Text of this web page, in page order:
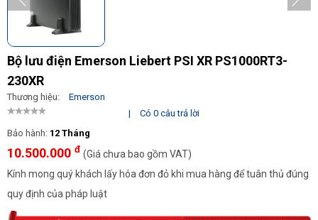
Bộ lưu điện Emerson Liebert PSI XR PS1000RT3-
230XR
Thương hiệu:
Emerson
|
Có 0 câu trả lời
Bảo hành: 12 Tháng
10.500.000 đ (Giá chưa bao gồm VAT)
Kính mong quý khách lấy hóa đơn đỏ khi mua hàng để tuân thủ đúng
quy định của pháp luật